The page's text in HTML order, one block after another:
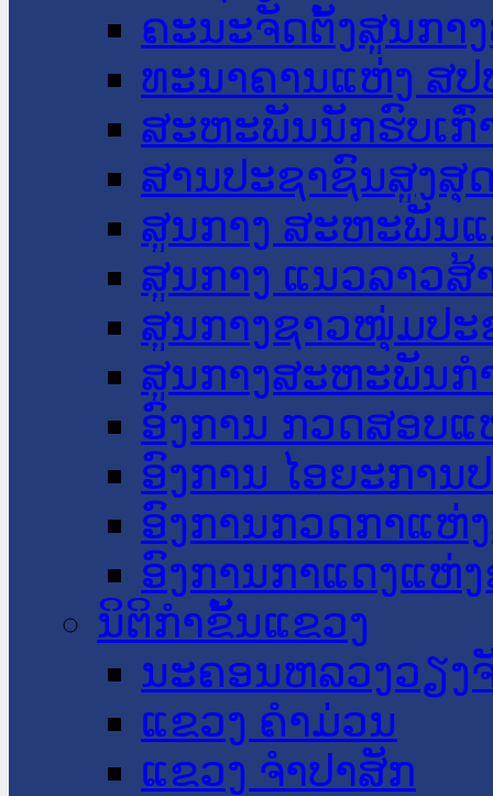
ຄະນະຈັດຕັ້ງສູນກາ
ທະນາຄານແຫ່ງ ສປ
ສະຫະພັນນັກຮົບເກົ່
ສານປະຊາຊົນສູງສຸ
ສູນກາງ ສະຫະພັນ
ສູນກາງ ແນວລາວສ້
ສູນກາງຊາວໜຸ່ມປະ
ສູນກາງສະຫະພັນກ
ອົງການ ກວດສອບແ
ອົງການ ໄອຍະການ
ອົງການກວດກາແຫ່
ອົງການກາແດງແຫ່
ນິຕິກໍາຂັ້ນແຂວງ
ນະ​ຄອນ​ຫລວງວຽງ
ແຂວງ ຄໍາມ່ວນ
ແຂວງ ຈໍາປາສັກ